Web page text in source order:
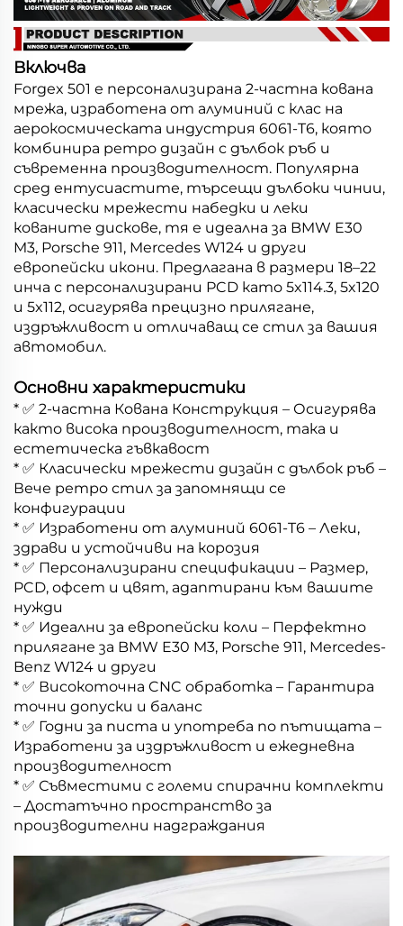
Включва
Forgex 501 е персонализирана 2-частна кована
мрежа, изработена от алуминий с клас на
аерокосмическата индустрия 6061-T6, която
комбинира ретро дизайн с дълбок ръб и
съвременна производителност. Популярна
сред ентусиастите, търсещи дълбоки чинии,
класически мрежести набедки и леки
кованите дискове, тя е идеална за BMW E30
M3, Porsche 911, Mercedes W124 и други
европейски икони. Предлагана в размери 18–22
инча с персонализирани PCD като 5x114.3, 5x120
и 5x112, осигурява прецизно прилягане,
издръжливост и отличаващ се стил за вашия
автомобил.
Основни характеристики
* ✅ 2-частна Кована Конструкция – Осигурява
както висока производителност, така и
естетическа гъвкавост
* ✅ Класически мрежести дизайн с дълбок ръб –
Вече ретро стил за запомнящи се
конфигурации
* ✅ Изработени от алуминий 6061-T6 – Леки,
здрави и устойчиви на корозия
* ✅ Персонализирани спецификации – Размер,
PCD, офсет и цвят, адаптирани към вашите
нужди
* ✅ Идеални за европейски коли – Перфектно
прилягане за BMW E30 M3, Porsche 911, Mercedes-
Benz W124 и други
* ✅ Високоточна CNC обработка – Гарантира
точни допуски и баланс
* ✅ Годни за писта и употреба по пътищата –
Изработени за издръжливост и ежедневна
производителност
* ✅ Съвместими с големи спирачни комплекти
– Достатъчно пространство за
производителни надграждания